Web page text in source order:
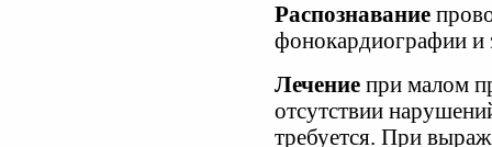
Распознавание
фонокардиографии и
Лечение при малом
отсутствии
требуется. При